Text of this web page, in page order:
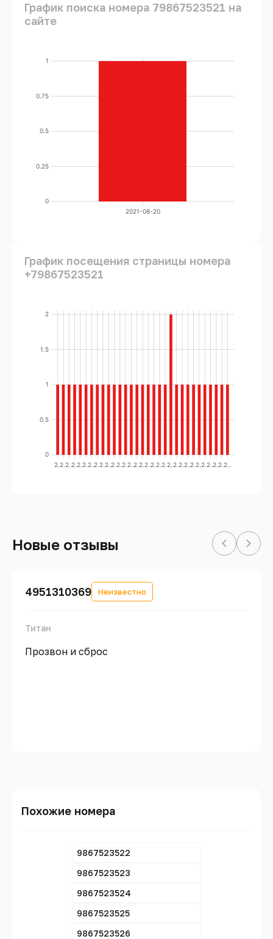
График поиска номера 79867523521 на
сайте
0
0.25
0.5
0.75
1
2021-08-20
График посещения страницы номера
+79867523521
0
0.5
1
1.5
2
2..2..2..2..2..2..2..2..2..2..2..2..2..2..2..2..2..2..2..2..2..2..2..2..2..2..2..2..2..2..2..
Новые отзывы
4951310369 Неизвестно
Титан
Прозвон и сброс
Похожие номера
9867523522
9867523523
9867523524
9867523525
9867523526